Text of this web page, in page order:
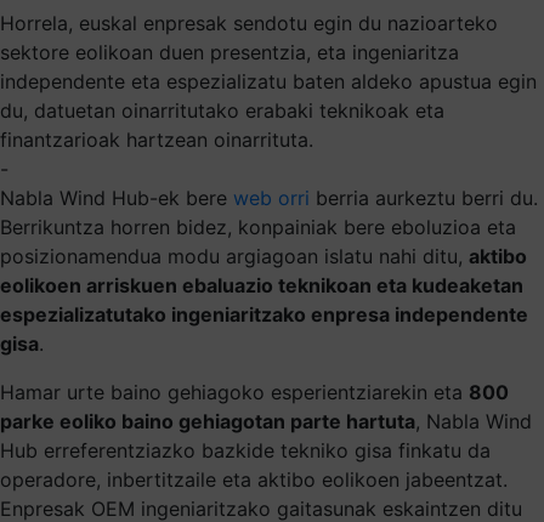
Horrela, euskal enpresak sendotu egin du nazioarteko
sektore eolikoan duen presentzia, eta ingeniaritza
independente eta espezializatu baten aldeko apustua egin
du, datuetan oinarritutako erabaki teknikoak eta
finantzarioak hartzean oinarrituta.
-
Nabla Wind Hub-ek bere web orri berria aurkeztu berri du.
Berrikuntza horren bidez, konpainiak bere eboluzioa eta
posizionamendua modu argiagoan islatu nahi ditu, aktibo
eolikoen arriskuen ebaluazio teknikoan eta kudeaketan
espezializatutako ingeniaritzako enpresa independente
gisa.
Hamar urte baino gehiagoko esperientziarekin eta 800
parke eoliko baino gehiagotan parte hartuta, Nabla Wind
Hub erreferentziazko bazkide tekniko gisa finkatu da
operadore, inbertitzaile eta aktibo eolikoen jabeentzat.
Enpresak OEM ingeniaritzako gaitasunak eskaintzen ditu